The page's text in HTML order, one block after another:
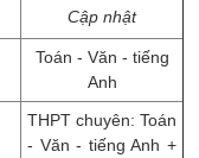
Cập nhật
Toán - Văn - tiếng
Anh
THPT chuyên: Toán
- Văn - tiếng Anh +